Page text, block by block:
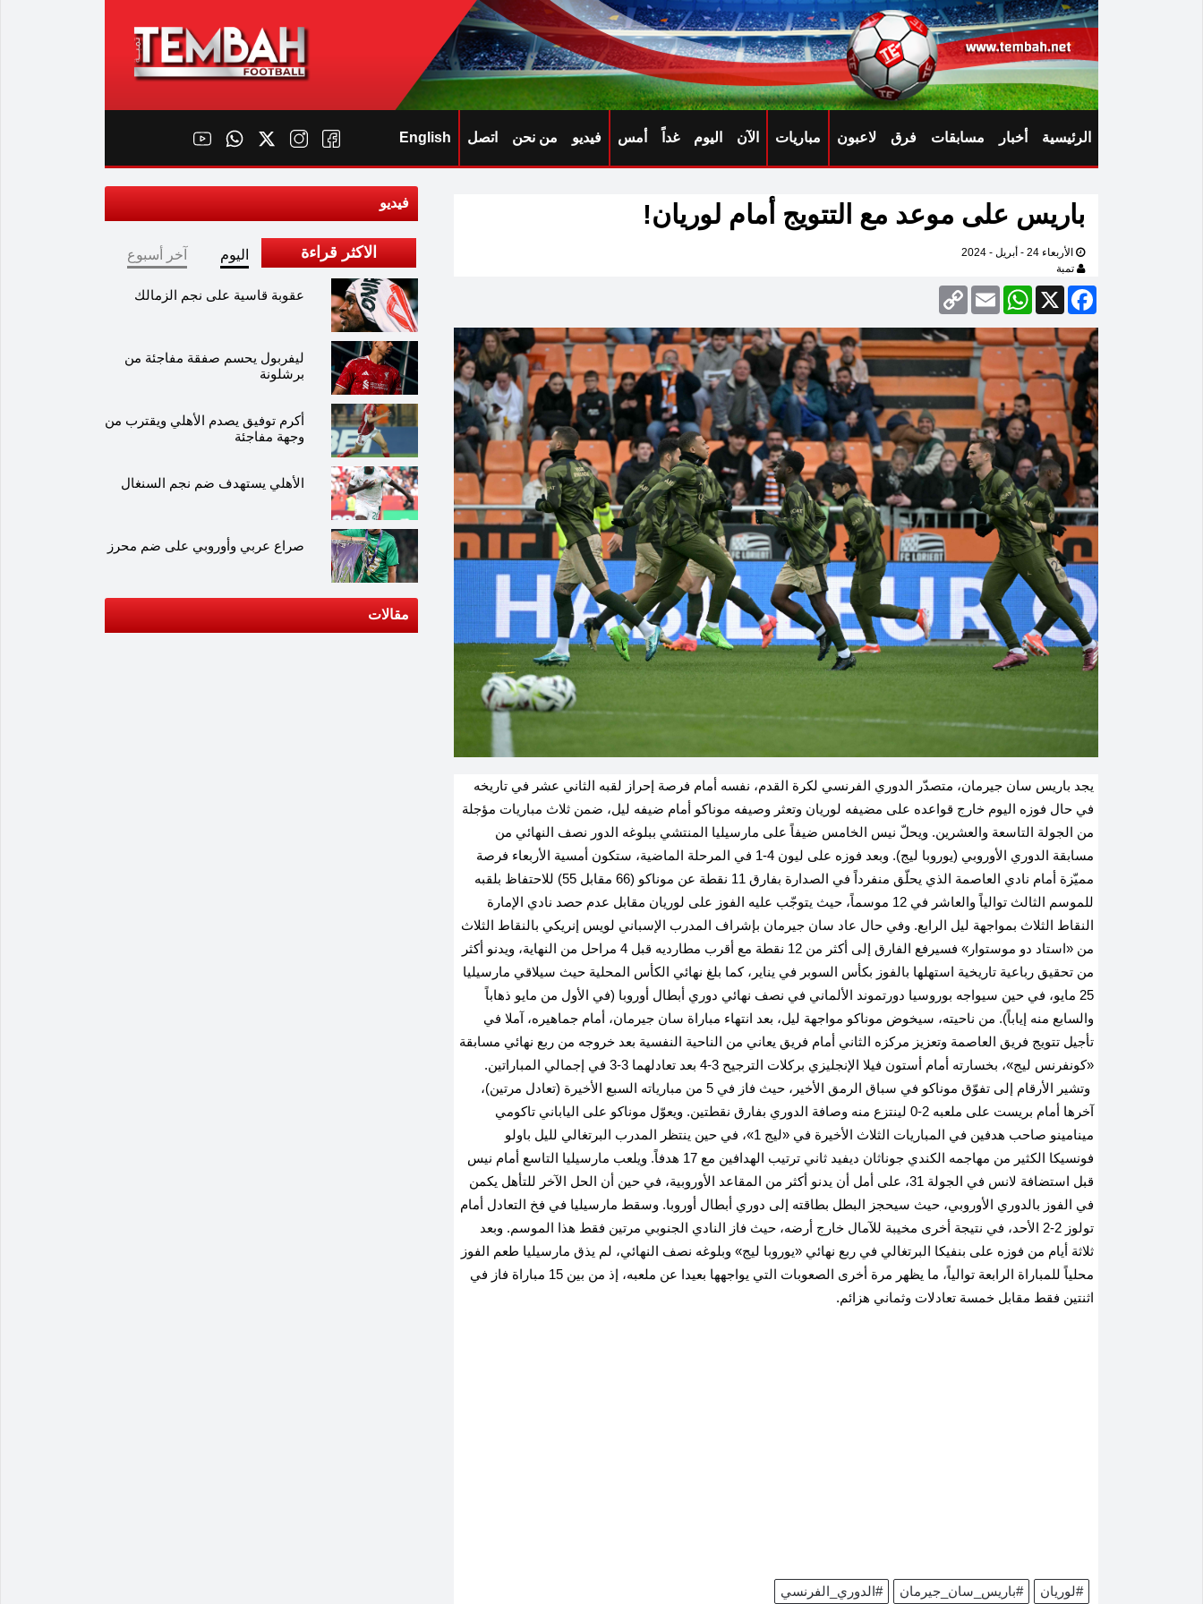
الرئيسية أخبار مسابقات فرق لاعبون مباريات الآن اليوم غداً أمس فيديو من نحن اتصل English
باريس على موعد مع التتويج أمام لوريان!
الأربعاء 24 - أبريل - 2024
تمبة
Facebook
X
WhatsApp
Email
Copy
Link
يجد باريس سان جيرمان، متصدّر الدوري الفرنسي لكرة القدم، نفسه أمام فرصة إحراز لقبه الثاني عشر في تاريخه
في حال فوزه اليوم خارج قواعده على مضيفه لوريان وتعثر وصيفه موناكو أمام ضيفه ليل، ضمن ثلاث مباريات مؤجلة
من الجولة التاسعة والعشرين. ويحلّ نيس الخامس ضيفاً على مارسيليا المنتشي ببلوغه الدور نصف النهائي من
مسابقة الدوري الأوروبي (يوروبا ليج). وبعد فوزه على ليون 4-1 في المرحلة الماضية، ستكون أمسية الأربعاء فرصة
مميّزة أمام نادي العاصمة الذي يحلّق منفرداً في الصدارة بفارق 11 نقطة عن موناكو (66 مقابل 55) للاحتفاظ بلقبه
للموسم الثالث توالياً والعاشر في 12 موسماً، حيث يتوجّب عليه الفوز على لوريان مقابل عدم حصد نادي الإمارة
النقاط الثلاث بمواجهة ليل الرابع. وفي حال عاد سان جيرمان بإشراف المدرب الإسباني لويس إنريكي بالنقاط الثلاث
من «استاد دو موستوار» فسيرفع الفارق إلى أكثر من 12 نقطة مع أقرب مطارديه قبل 4 مراحل من النهاية، ويدنو أكثر
من تحقيق رباعية تاريخية استهلها بالفوز بكأس السوبر في يناير، كما بلغ نهائي الكأس المحلية حيث سيلاقي مارسيليا
25 مايو، في حين سيواجه بوروسيا دورتموند الألماني في نصف نهائي دوري أبطال أوروبا (في الأول من مايو ذهاباً
والسابع منه إياباً). من ناحيته، سيخوض موناكو مواجهة ليل، بعد انتهاء مباراة سان جيرمان، أمام جماهيره، آملا في
تأجيل تتويج فريق العاصمة وتعزيز مركزه الثاني أمام فريق يعاني من الناحية النفسية بعد خروجه من ربع نهائي مسابقة
«كونفرنس ليج»، بخسارته أمام أستون فيلا الإنجليزي بركلات الترجيح 3-4 بعد تعادلهما 3-3 في إجمالي المباراتين.
وتشير الأرقام إلى تفوّق موناكو في سباق الرمق الأخير، حيث فاز في 5 من مبارياته السبع الأخيرة (تعادل مرتين)،
آخرها أمام بريست على ملعبه 2-0 لينتزع منه وصافة الدوري بفارق نقطتين. ويعوّل موناكو على الياباني تاكومي
مينامينو صاحب هدفين في المباريات الثلاث الأخيرة في «ليج 1»، في حين ينتظر المدرب البرتغالي لليل باولو
فونسيكا الكثير من مهاجمه الكندي جوناثان ديفيد ثاني ترتيب الهدافين مع 17 هدفاً. ويلعب مارسيليا التاسع أمام نيس
قبل استضافة لانس في الجولة 31، على أمل أن يدنو أكثر من المقاعد الأوروبية، في حين أن الحل الآخر للتأهل يكمن
في الفوز بالدوري الأوروبي، حيث سيحجز البطل بطاقته إلى دوري أبطال أوروبا. وسقط مارسيليا في فخ التعادل أمام
تولوز 2-2 الأحد، في نتيجة أخرى مخيبة للآمال خارج أرضه، حيث فاز النادي الجنوبي مرتين فقط هذا الموسم. وبعد
ثلاثة أيام من فوزه على بنفيكا البرتغالي في ربع نهائي «يوروبا ليج» وبلوغه نصف النهائي، لم يذق مارسيليا طعم الفوز
محلياً للمباراة الرابعة توالياً، ما يظهر مرة أخرى الصعوبات التي يواجهها بعيدا عن ملعبه، إذ من بين 15 مباراة فاز في
اثنتين فقط مقابل خمسة تعادلات وثماني هزائم.
#الدوري_الفرنسي #باريس_سان_جيرمان #لوريان
فيديو
الاكثر قراءة اليوم آخر أسبوع
عقوبة قاسية على نجم الزمالك
ليفربول يحسم صفقة مفاجئة من
برشلونة
أكرم توفيق يصدم الأهلي ويقترب من
وجهة مفاجئة
الأهلي يستهدف ضم نجم السنغال
صراع عربي وأوروبي على ضم محرز
مقالات